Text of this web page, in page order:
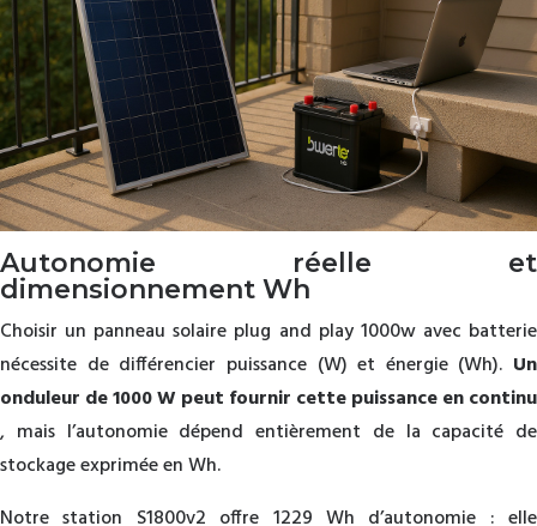
Autonomie réelle et
dimensionnement Wh
Choisir un panneau solaire plug and play 1000w avec batterie
nécessite de différencier puissance (W) et énergie (Wh). Un
onduleur de 1000 W peut fournir cette puissance en continu
, mais l’autonomie dépend entièrement de la capacité de
stockage exprimée en Wh.
Notre station S1800v2 offre 1229 Wh d’autonomie : elle